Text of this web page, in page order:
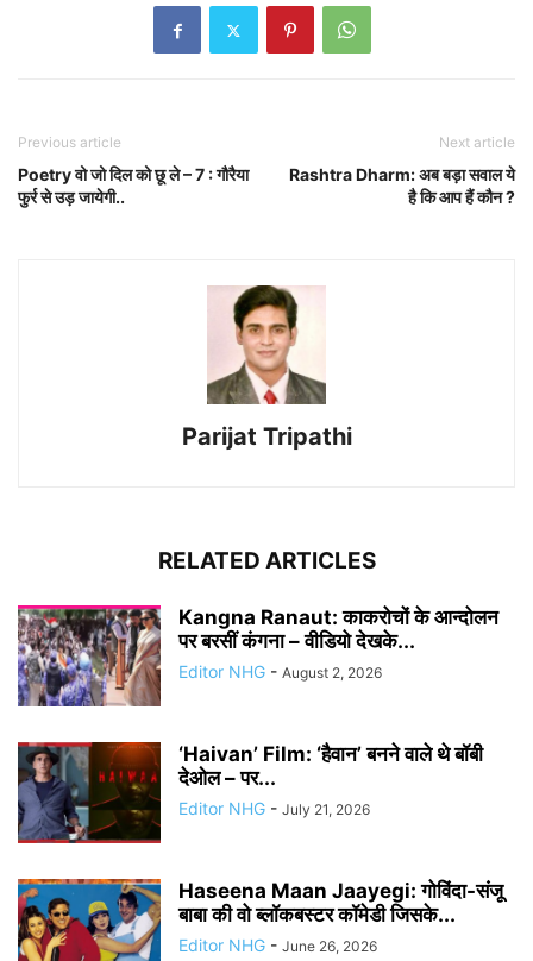
Previous article
Poetry वो जो दिल को छू ले – 7 : गौरैया
फुर्र से उड़ जायेगी..
Next article
Rashtra Dharm: अब बड़ा सवाल ये
है कि आप हैं कौन ?
Parijat Tripathi
RELATED ARTICLES
Kangna Ranaut: काकरोचों के आन्दोलन
पर बरसीं कंगना – वीडियो देखके...
Editor NHG - August 2, 2026
‘Haivan’ Film: ‘हैवान’ बनने वाले थे बॉबी
देओल – पर...
Editor NHG - July 21, 2026
Haseena Maan Jaayegi: गोविंदा-संजू
बाबा की वो ब्लॉकबस्टर कॉमेडी जिसके...
Editor NHG - June 26, 2026